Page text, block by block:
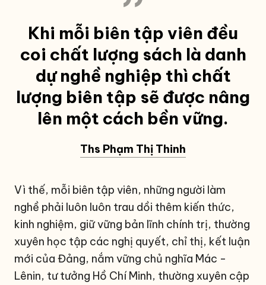
Khi mỗi biên tập viên đều
coi chất lượng sách là danh
dự nghề nghiệp thì chất
lượng biên tập sẽ được nâng
lên một cách bền vững.
Ths Phạm Thị Thinh
Vì thế, mỗi biên tập viên, những người làm
nghề phải luôn luôn trau dồi thêm kiến thức,
kinh nghiệm, giữ vững bản lĩnh chính trị, thường
xuyên học tập các nghị quyết, chỉ thị, kết luận
mới của Đảng, nắm vững chủ nghĩa Mác -
Lênin, tư tưởng Hồ Chí Minh, thường xuyên cập